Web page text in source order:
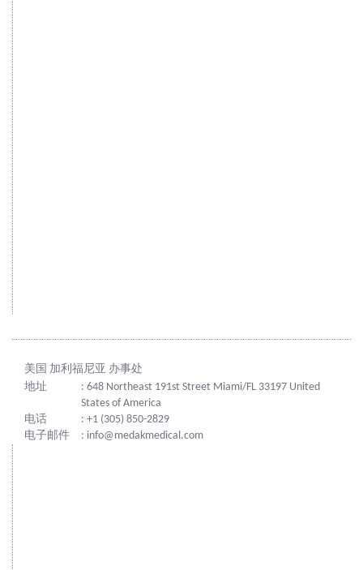
美国 加利福尼亚 办事处
地址
: 648 Northeast 191st Street Miami/FL 33197 United
States of America
电话
: +1 (305) 850-2829
电子邮件
: info@medakmedical.com